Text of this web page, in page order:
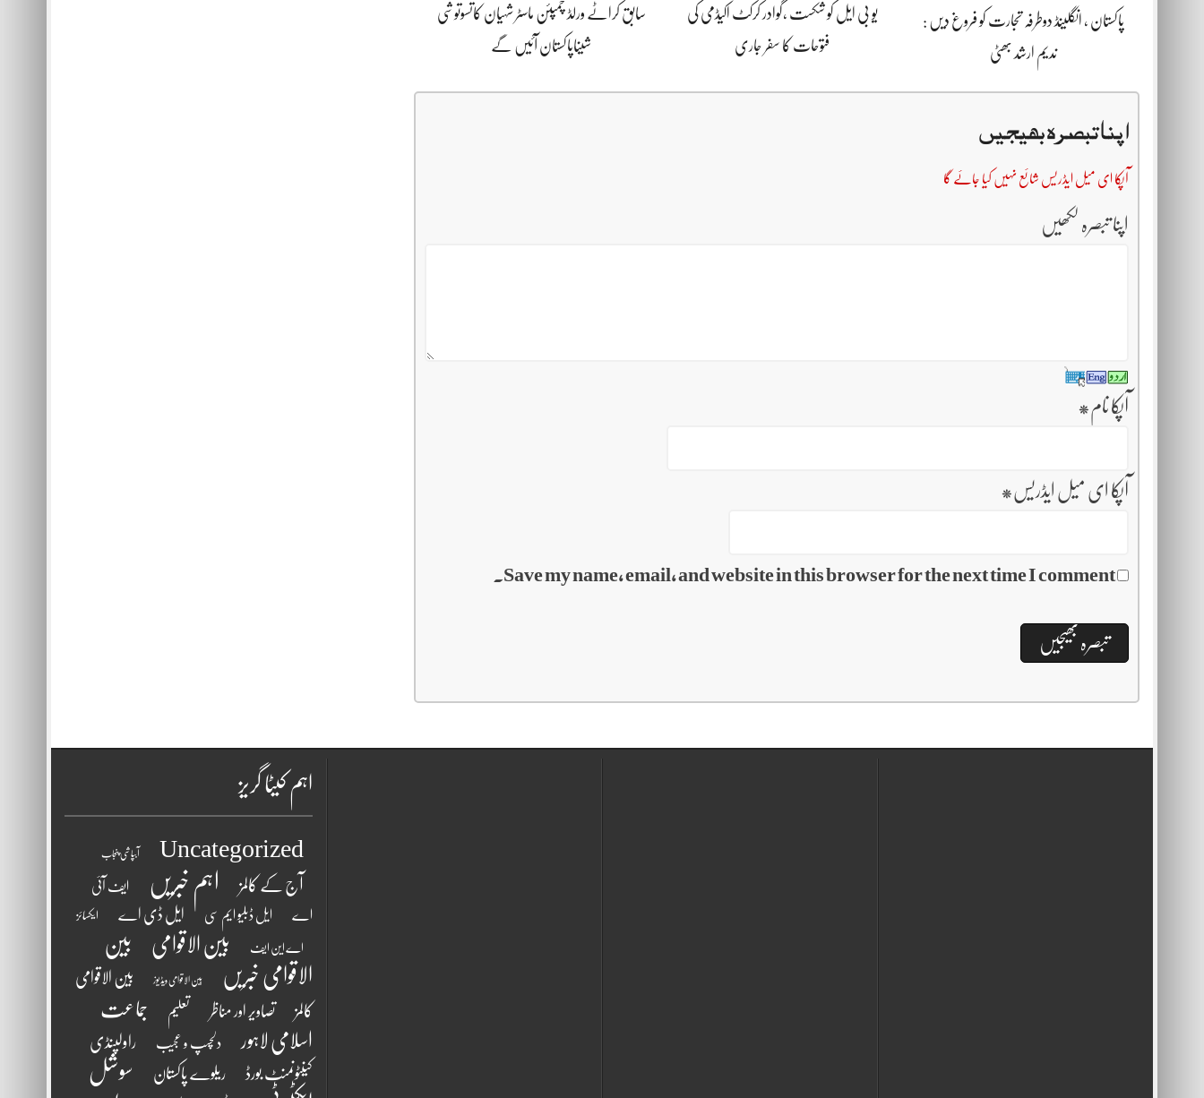
پاکستان ، انگلینڈ دوطرفہ تجارت کو فروغ دیں :
ندیم ارشد بھٹی
یو بی ایل کو شکست ،گوادر کرکٹ اکیڈمی کی
فتوحات کا سفر جاری
سابق کراٹے ورلڈ چمپئن ماسٹر شہیان کاتسوتوشی
شیناپاکستان آئیں گے
اپنا تبصرہ بھیجیں
آپکا ای میل ایڈریس شائع نہیں کیا جائے گا
اپنا تبصرہ لکھیں
آپکا نام *
آپکا ای میل ایڈریس *
Save my name, email, and website in this browser for the next time I comment.
اہم کیٹا گریز
Uncategorized آبپاشی پنجاب
آج کے کالمز اہم خبریں ایف آئی
اے ایل ڈبلیو ایم سی ایل ڈی اے ایکسائز
اے این ایف بین الاقوامی
بین
الاقوامی خبریں
بین الاقوامی ویڈیوز بین الاقوامی
کالمز تصاویر اور مناظر تعلیم
جماعت
اسلامی لاہور
دلچسپ و عجیب راولپنڈی
کینٹونمنٹ بورڈ ریلوے پاکستان
سوشل